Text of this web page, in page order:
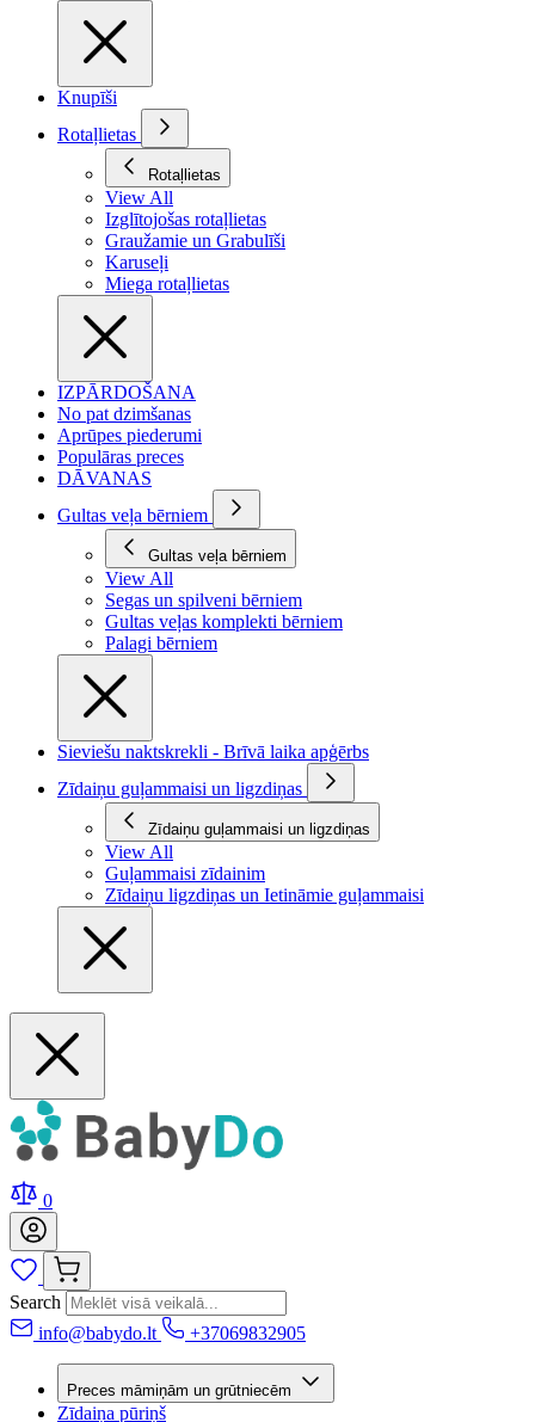
Knupīši
Rotaļlietas
Rotaļlietas
View All
Izglītojošas rotaļlietas
Graužamie un Grabulīši
Karuseļi
Miega rotaļlietas
IZPĀRDOŠANA
No pat dzimšanas
Aprūpes piederumi
Populāras preces
DĀVANAS
Gultas veļa bērniem
Gultas veļa bērniem
View All
Segas un spilveni bērniem
Gultas veļas komplekti bērniem
Palagi bērniem
Sieviešu naktskrekli - Brīvā laika apģērbs
Zīdaiņu guļammaisi un ligzdiņas
Zīdaiņu guļammaisi un ligzdiņas
View All
Guļammaisi zīdainim
Zīdaiņu ligzdiņas un Ietināmie guļammaisi
0
Search
info@babydo.lt
+37069832905
Preces māmiņām un grūtniecēm
Zīdaiņa pūriņš